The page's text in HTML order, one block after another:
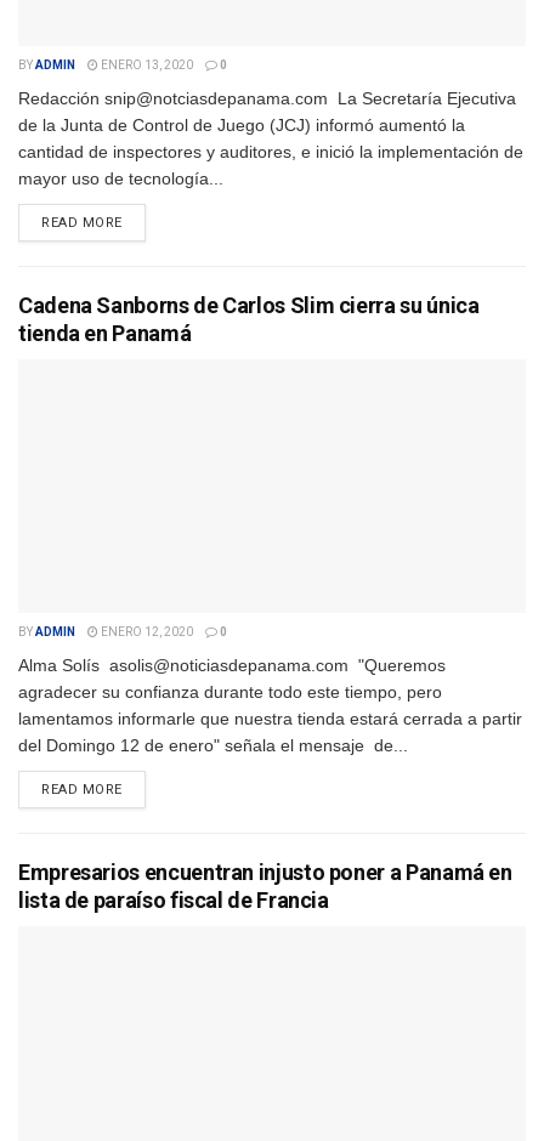
BYADMIN ENERO 13, 2020 0
Redacción snip@notciasdepanama.com La Secretaría Ejecutiva
de la Junta de Control de Juego (JCJ) informó aumentó la
cantidad de inspectores y auditores, e inició la implementación de
mayor uso de tecnología...
READ MOREDETAILS
Cadena Sanborns de Carlos Slim cierra su única
tienda en Panamá
BYADMIN ENERO 12, 2020 0
Alma Solís asolis@noticiasdepanama.com "Queremos
agradecer su confianza durante todo este tiempo, pero
lamentamos informarle que nuestra tienda estará cerrada a partir
del Domingo 12 de enero" señala el mensaje de...
READ MOREDETAILS
Empresarios encuentran injusto poner a Panamá en
lista de paraíso fiscal de Francia